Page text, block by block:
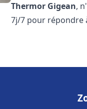
Thermor Gigean,
7j/7 pour répondre